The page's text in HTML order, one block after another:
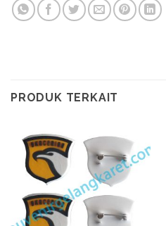
PRODUK TERKAIT